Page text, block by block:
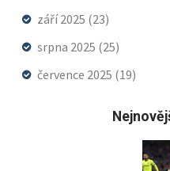
září 2025 (23)
srpna 2025 (25)
července 2025 (19)